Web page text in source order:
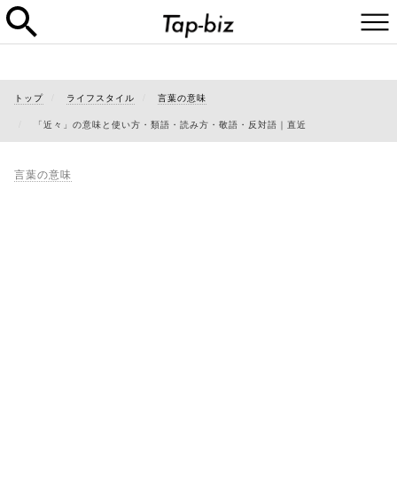
トップ ライフスタイル 言葉の意味
「近々」の意味と使い方・類語・読み方・敬語・反対語｜直近
言葉の意味